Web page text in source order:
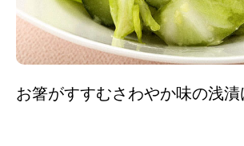
お箸がすすむさわやか味の浅漬